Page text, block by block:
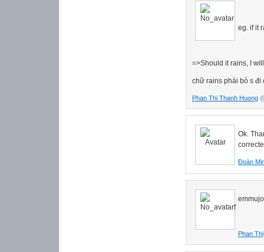
eg. if it
=>Should it rains, I
chữ rains phải bỏ s đi
Phan Thi Thanh Huong
Ok.
Đoàn
Phan